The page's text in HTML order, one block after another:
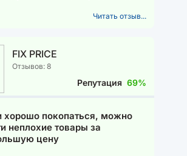
Читать отзыв...
FIX PRICE
Отзывов: 8
Репутация 69%
хорошо покопаться, можно
неплохие товары за
цену